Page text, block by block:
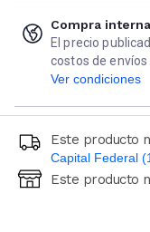
Compra
El precio
costos de
Ver condiciones
Este producto
Capital Federal
Ingresá código
Este producto